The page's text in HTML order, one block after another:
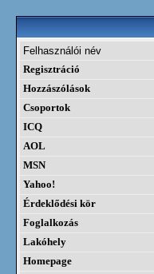
Felhasználói név
Regisztráció
Hozzászólások
Csoportok
ICQ
AOL
MSN
Yahoo!
Érdeklődési kör
Foglalkozás
Lakóhely
Homepage